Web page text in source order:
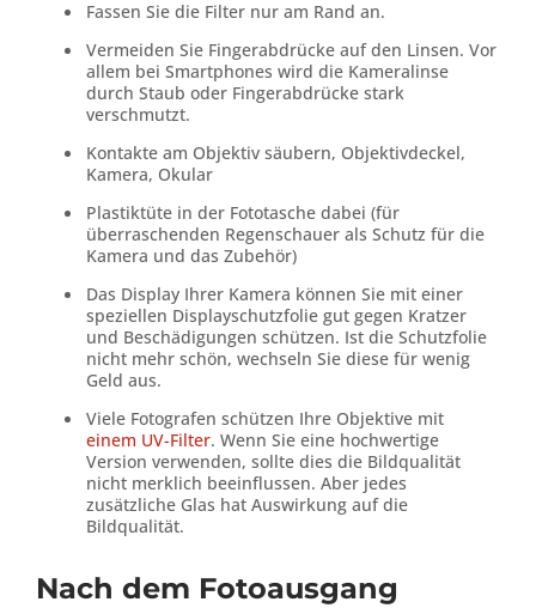
Fassen Sie die Filter nur am Rand an.
Vermeiden Sie Fingerabdrücke auf den Linsen. Vor
allem bei Smartphones wird die Kameralinse
durch Staub oder Fingerabdrücke stark
verschmutzt.
Kontakte am Objektiv säubern, Objektivdeckel,
Kamera, Okular
Plastiktüte in der Fototasche dabei (für
überraschenden Regenschauer als Schutz für die
Kamera und das Zubehör)
Das Display Ihrer Kamera können Sie mit einer
speziellen Displayschutzfolie gut gegen Kratzer
und Beschädigungen schützen. Ist die Schutzfolie
nicht mehr schön, wechseln Sie diese für wenig
Geld aus.
Viele Fotografen schützen Ihre Objektive mit
einem UV-Filter. Wenn Sie eine hochwertige
Version verwenden, sollte dies die Bildqualität
nicht merklich beeinflussen. Aber jedes
zusätzliche Glas hat Auswirkung auf die
Bildqualität.
Nach dem Fotoausgang